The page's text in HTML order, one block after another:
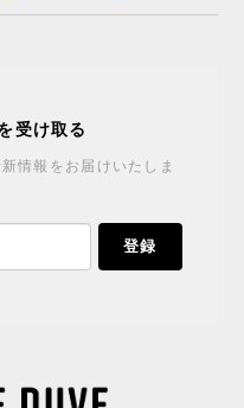
受け取る
情報をお届けいたしま
登録